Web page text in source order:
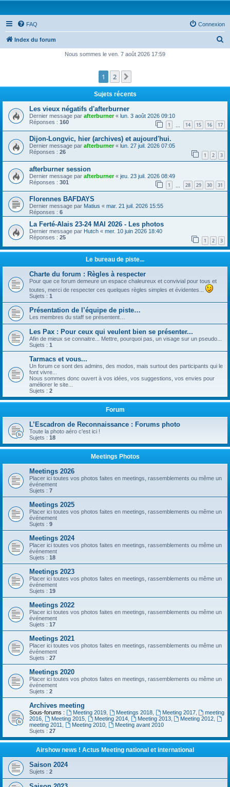
FAQ Connexion
Index du forum
e
r
r
Nous sommes le ven. 7 août 2026 17:59
1 2
Sujets récents
Les vieux négatifs d'afterburner
Dernier message par afterburner« lun. 3 août 2026 09:10
Réponses : 160 1 14 15 16 17
Dijon-Longvic, hier (archives) et aujourd'hui.
Dernier message par afterburner« lun. 27 juil. 2026 07:05
Réponses : 26 1 2 3
afterburner session
Dernier message par afterburner« jeu. 23 juil. 2026 08:49
Réponses : 301 1 28 29 30 31
Florennes BAFDAYS
Dernier message par Matius « mar. 21 juil. 2026 15:55
Réponses : 6
La Ferté-Alais 23-24 MAI 2026 - Les photos
Dernier message par Hutch « mer. 10 juin 2026 18:40
Réponses : 25 1 2 3
Le bureau de piste...
Charte du forum : Règles à respecter
Pour que ce forum demeure un espace chaleureux et convivial pour tous et
toutes, merci de respecter ces quelques règles simples et évidentes...
Sujets : 1
Présentation de l’équipe de piste…
Les membres du staff se présentent…
Les Pax : Pour ceux qui veulent bien se présenter...
Afin de mieux se connaitre... Mettre, pourquoi pas, un visage sur un pseudo...
Sujets : 1
Tarmacs et vous...
Un forum ce sont des admins, des modos, mais surtout des participants qui le
font vivre...
Nous sommes donc ouvert à vos idées, vos suggestions, vos envies pour
améliorer le site...
Sujets : 2
Forum
L’Escadron de Reconnaissance : Forums photo
Toute la photo aéro c'est ici !
Sujets : 18
Meetings Photos
Meetings 2026
Placer ici toutes vos photos faites en meetings, rassemblements ou même un
événement
Sujets : 7
Meetings 2025
Placer ici toutes vos photos faites en meetings, rassemblements ou même un
événement
Sujets : 9
Meetings 2024
Placer ici toutes vos photos faites en meetings, rassemblements ou même un
événement
Sujets : 18
Meetings 2023
Placer ici toutes vos photos faites en meetings, rassemblements ou même un
événement
Sujets : 19
Meetings 2022
Placer ici toutes vos photos faites en meetings, rassemblements ou même un
événement
Sujets : 17
Meetings 2021
Placer ici toutes vos photos faites en meetings, rassemblements ou même un
événement
Sujets : 27
Meetings 2020
Placer ici toutes vos photos faites en meetings, rassemblements ou même un
événement
Sujets : 2
Archives meeting
Sous-forums : Meeting 2019, Meetings 2018, Meeting 2017,
meeting
2016
Meeting 2015, Meeting 2014, Meeting 2013, Meeting 2012
meeting 2011
Meeting 2010,
Meeting avant 2010
Sujets : 27
Airshow news ! Actus Meeting national et international
Saison 2024
Sujets : 2